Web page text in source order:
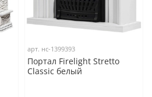
арт. нс-1399393
Портал Firelight Stretto
Classic белый